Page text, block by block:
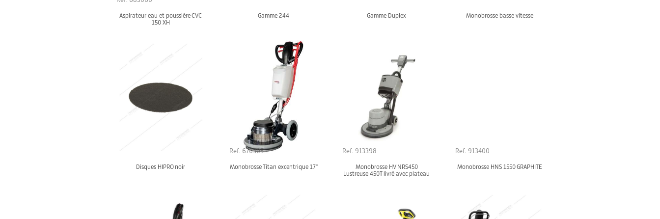
Aspirateur eau et poussière CVC
150 XH
Gamme 244 Gamme Duplex Monobrosse basse vitesse
Disques HIPRO noir
Ref. 670305
Monobrosse Titan excentrique 17''
Ref. 913398
Monobrosse HV NRS450
Lustreuse 450T livré avec plateau
Ref. 913400
Monobrosse HNS 1550 GRAPHITE